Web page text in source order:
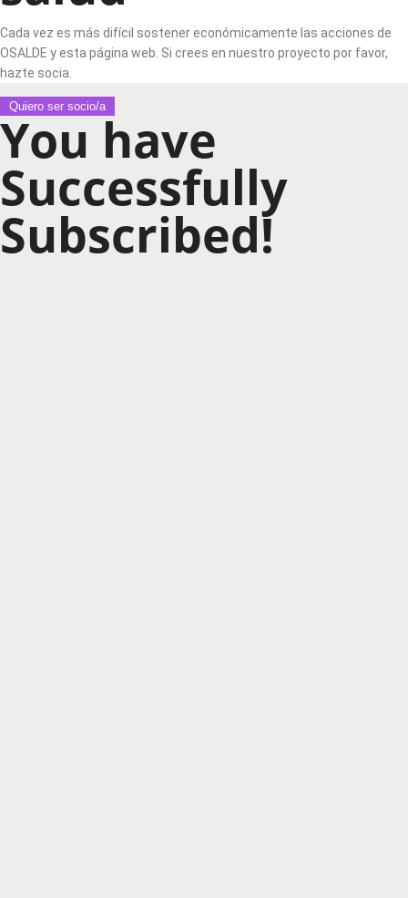
Cada vez es más difícil sostener económicamente las acciones de
OSALDE y esta página web. Si crees en nuestro proyecto por favor,
hazte socia.
Quiero ser socio/a
You have
Successfully
Subscribed!